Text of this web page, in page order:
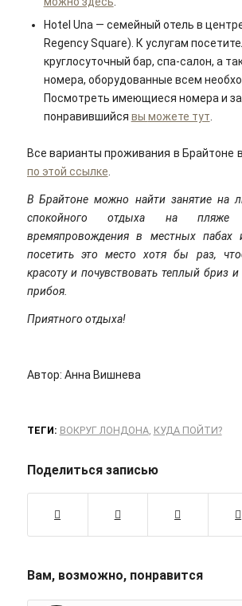
Hotel Una — семейный отель в
Regency Square). К услугам
круглосуточный бар, спа-салон, а
номера, оборудованные всем
Посмотреть имеющиеся номера и
понравившийся вы можете тут
Все варианты проживания в Брайтоне
по этой ссылке
В Брайтоне можно найти занятие на
спокойного отдыха на пляже
времяпровождения в местных пабах
посетить это место хотя бы раз,
красоту и почувствовать теплый бриз
прибоя.
Приятного отдыха!
Автор: Анна Вишнева
ТЕГИ: ВОКРУГ ЛОНДОНА, КУДА ПОЙТИ?
Поделиться записью
Вам, возможно, понравится